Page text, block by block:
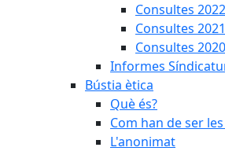
Consultes 2022
Consultes 2021
Consultes 2020
Informes
Bústia ètica
Què és?
Com han de ser
L'anonimat